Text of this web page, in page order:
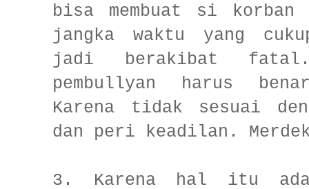
bisa membuat si korban
jangka waktu yang
jadi berakibat
pembullyan harus
Karena tidak sesuai
dan peri keadilan.
3. Karena hal itu